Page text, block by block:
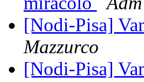
[Nodi-Pisa]
Mazzurco
[Nodi-Pisa]